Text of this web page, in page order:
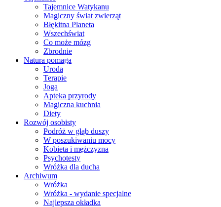
Tajemnice Watykanu
Magiczny świat zwierząt
Błękitna Planeta
Wszechświat
Co może mózg
Zbrodnie
Natura pomaga
Uroda
Terapie
Joga
Apteka przyrody
Magiczna kuchnia
Diety
Rozwój osobisty
Podróż w głąb duszy
W poszukiwaniu mocy
Kobieta i mężczyzna
Psychotesty
Wróżka dla ducha
Archiwum
Wróżka
Wróżka - wydanie specjalne
Najlepsza okładka